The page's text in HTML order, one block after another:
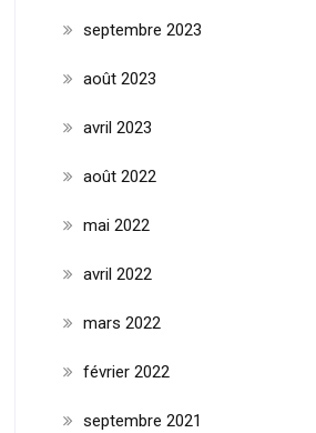
septembre 2023
août 2023
avril 2023
août 2022
mai 2022
avril 2022
mars 2022
février 2022
septembre 2021